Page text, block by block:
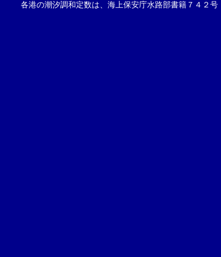
各港の潮汐調和定数は、海上保安庁水路部書籍７４２